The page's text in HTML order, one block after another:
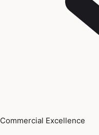
Commercial Excellence